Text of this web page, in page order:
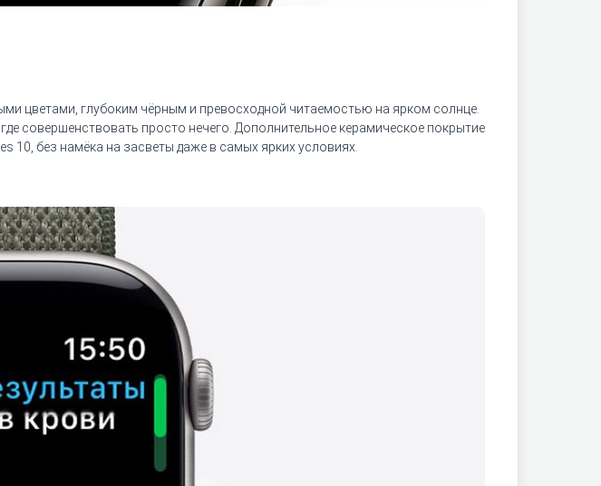
цветами, глубоким чёрным и превосходной читаемостью на ярком солнце.
совершенствовать просто нечего. Дополнительное керамическое покрытие
10, без намёка на засветы даже в самых ярких условиях.